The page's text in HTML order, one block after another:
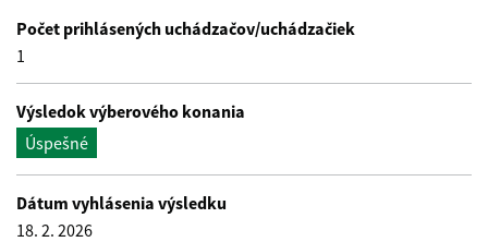
Počet prihlásených uchádzačov/uchádzačiek
1
Výsledok výberového konania
Úspešné
Dátum vyhlásenia výsledku
18. 2. 2026